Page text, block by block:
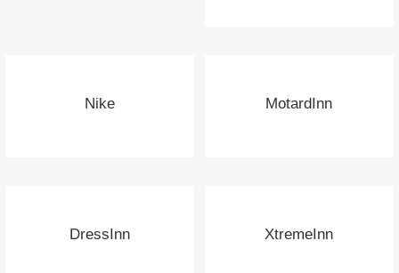
Nike MotardInn
DressInn XtremeInn